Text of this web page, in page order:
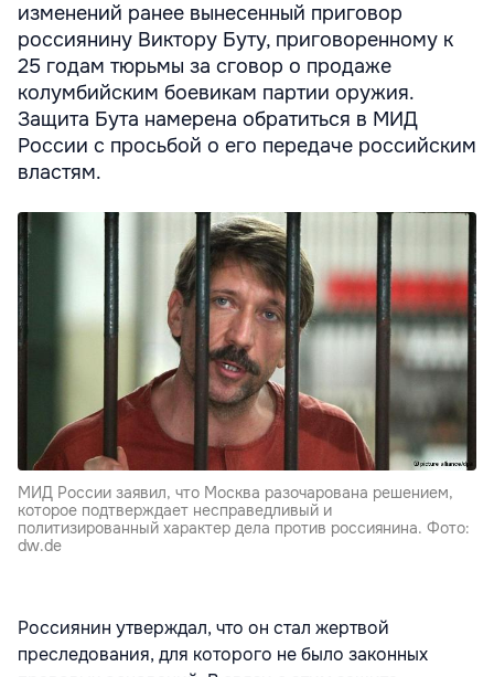
изменений ранее вынесенный приговор
россиянину Виктору Буту, приговоренному к
25 годам тюрьмы за сговор о продаже
колумбийским боевикам партии оружия.
Защита Бута намерена обратиться в МИД
России с просьбой о его передаче российским
властям.
МИД России заявил, что Москва разочарована решением,
которое подтверждает несправедливый и
политизированный характер дела против россиянина. Фото:
dw.de
Россиянин утверждал, что он стал жертвой
преследования, для которого не было законных